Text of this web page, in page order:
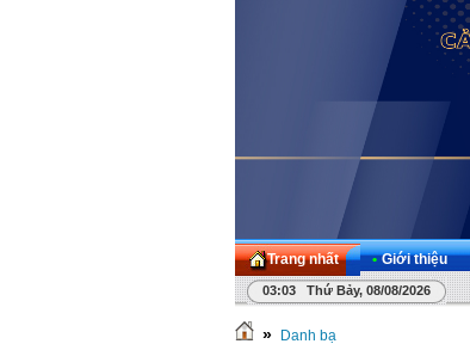
Trang nhất • Giới thiệu
03:03 Thứ Bảy, 08/08/2026
» Danh bạ